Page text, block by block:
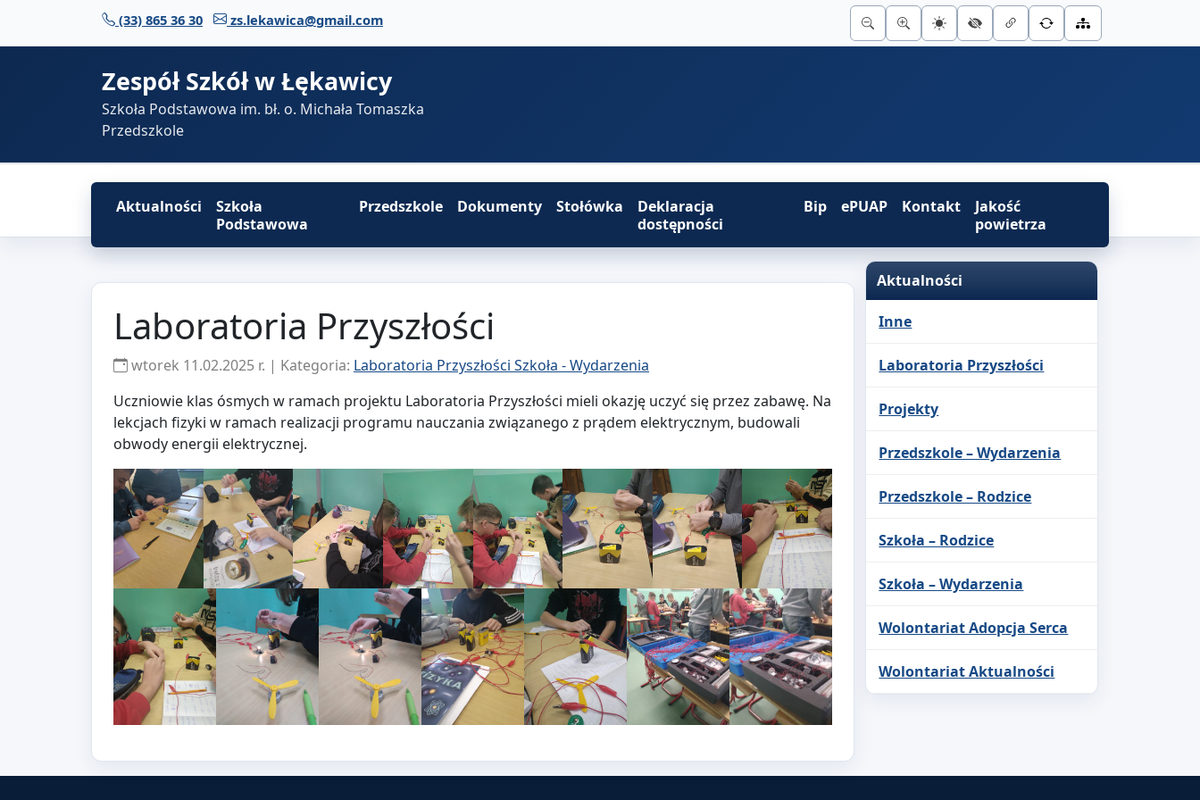
Przejdź do treści (33) 865 36 30 zs.lekawica@gmail.com
Zespół Szkół w Łękawicy
Szkoła Podstawowa im. bł. o. Michała Tomaszka
Przedszkole
Aktualności
Szkoła
Podstawowa
Przedszkole Dokumenty Stołówka
Deklaracja
dostępności
Bip ePUAP Kontakt
Jakość
powietrza
Laboratoria Przyszłości
wtorek 11.02.2025 r. | Kategoria: Laboratoria Przyszłości Szkoła - Wydarzenia
Uczniowie klas ósmych w ramach projektu Laboratoria Przyszłości mieli okazję uczyć się przez zabawę. Na
lekcjach fizyki w ramach realizacji programu nauczania związanego z prądem elektrycznym, budowali
obwody energii elektrycznej.
Aktualności
Inne
Laboratoria Przyszłości
Projekty
Przedszkole – Wydarzenia
Przedszkole – Rodzice
Szkoła – Rodzice
Szkoła – Wydarzenia
Wolontariat Adopcja Serca
Wolontariat Aktualności